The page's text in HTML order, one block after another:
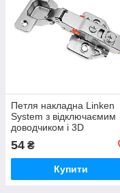
Петля накладна Linken
System з відключаємим
доводчиком і 3D
54 ₴
Купити